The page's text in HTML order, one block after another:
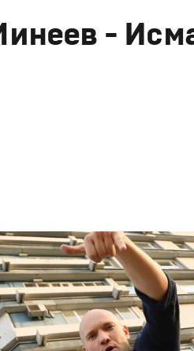
-
дизайн,